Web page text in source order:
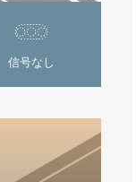
信号なし